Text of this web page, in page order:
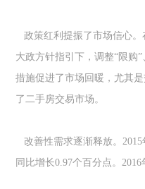
政策红利提振了市场信心。
大政方针指引下，调整“限购
措施促进了市场回暖，尤其
了二手房交易市场。
改善性需求逐渐释放。
同比增长0.97个百分点。